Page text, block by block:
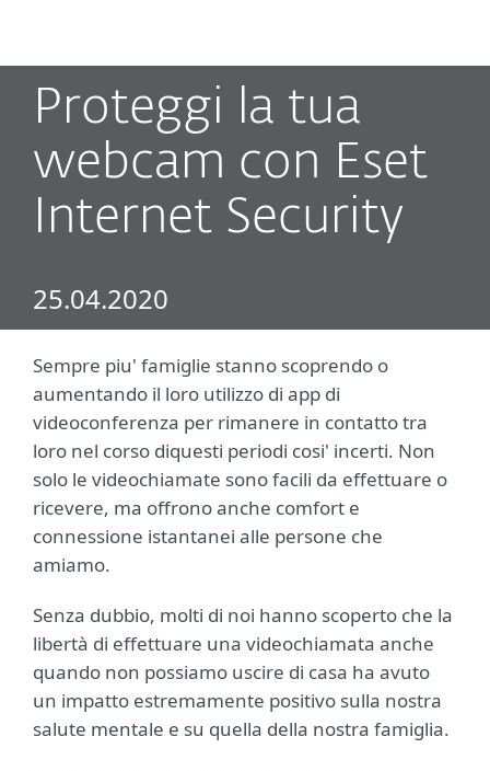
Proteggi la tua
webcam con Eset
Internet Security
25.04.2020
Sempre piu' famiglie stanno scoprendo o
aumentando il loro utilizzo di app di
videoconferenza per rimanere in contatto tra
loro nel corso diquesti periodi cosi' incerti. Non
solo le videochiamate sono facili da effettuare o
ricevere, ma offrono anche comfort e
connessione istantanei alle persone che
amiamo.
Senza dubbio, molti di noi hanno scoperto che la
libertà di effettuare una videochiamata anche
quando non possiamo uscire di casa ha avuto
un impatto estremamente positivo sulla nostra
salute mentale e su quella della nostra famiglia.